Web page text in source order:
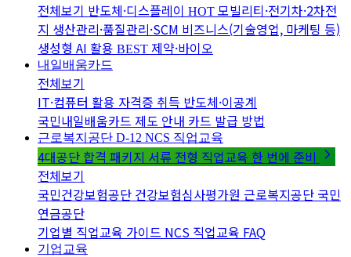
전체보기 반도체·디스플레이 HOT 모빌리티·전기차·2차전
지 생산관리·품질관리·SCM 비즈니스(기술영업, 마케팅 등)
생성형 AI 활용 BEST 제약·바이오
내일배움카드
전체보기
IT·컴퓨터 활용 자격증 취득 반도체·이공계
국민내일배움카드 제도 안내 카드 발급 방법
근로복지공단 D-12 NCS 직업교육
4대공단 합격 패키지 서류 전형 직업교육 한 번에 준비
전체보기
국민건강보험공단 건강보험심사평가원 근로복지공단 국민
연금공단
기업별 직업교육 가이드 NCS 직업교육 FAQ
기업교육